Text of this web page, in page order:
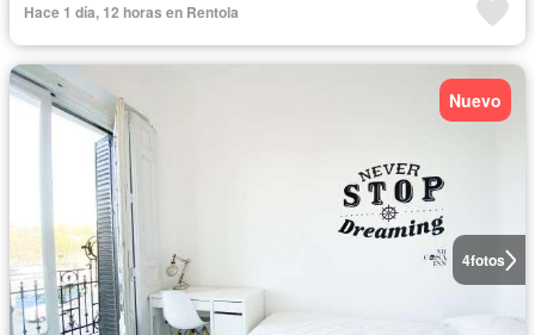
Hace 1 día, 12 horas en Rentola
4fotos
Nuevo